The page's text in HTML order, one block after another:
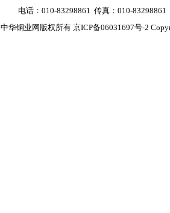
电话：010-83298861 传真：010-
中华铜业网版权所有 京ICP备06031697号-2